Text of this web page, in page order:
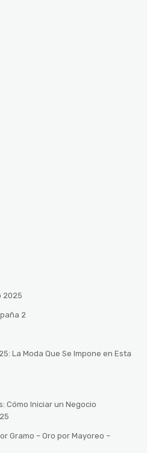
2025
2
La Moda Que Se Impone en Esta
Cómo Iniciar un Negocio
Gramo – Oro por Mayoreo –